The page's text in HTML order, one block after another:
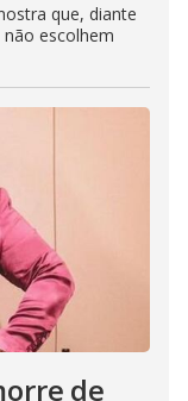
que, diante
escolhem
de